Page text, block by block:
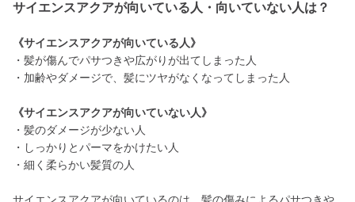
サイエンスアクアが向いている人・向いていない人は？
《サイエンスアクアが向いている人》
・髪が傷んでパサつきや広がりが出てしまった人
・加齢やダメージで、髪にツヤがなくなってしまった人
《サイエンスアクアが向いていない人》
・髪のダメージが少ない人
・しっかりとパーマをかけたい人
・細く柔らかい髪質の人